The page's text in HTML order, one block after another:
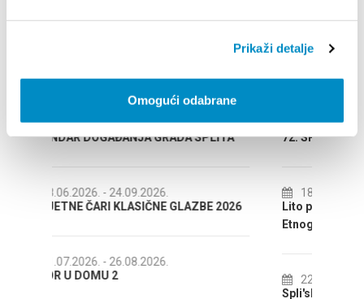
Prikaži detalje
Omogući odabrane
SPLITA
2026
14.07.2026.- 14.08.2026.
72. SPLITSKO LJETO
18.07.2026.
Lito po domaću! - promotivna akcija